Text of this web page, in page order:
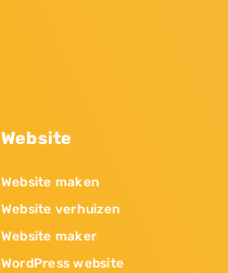
Website
Website maken
Website verhuizen
Website maker
WordPress website